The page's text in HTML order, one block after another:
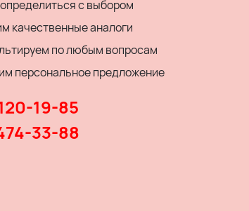
с выбором
качественные аналоги
по любым вопросам
персональное предложение
19-85
33-88